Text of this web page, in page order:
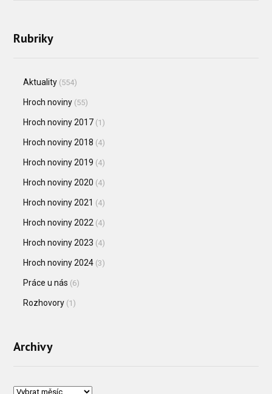
Rubriky
Aktuality (554)
Hroch noviny (55)
Hroch noviny 2017 (1)
Hroch noviny 2018 (4)
Hroch noviny 2019 (4)
Hroch noviny 2020 (4)
Hroch noviny 2021 (4)
Hroch noviny 2022 (4)
Hroch noviny 2023 (4)
Hroch noviny 2024 (3)
Práce u nás (6)
Rozhovory (1)
Archivy